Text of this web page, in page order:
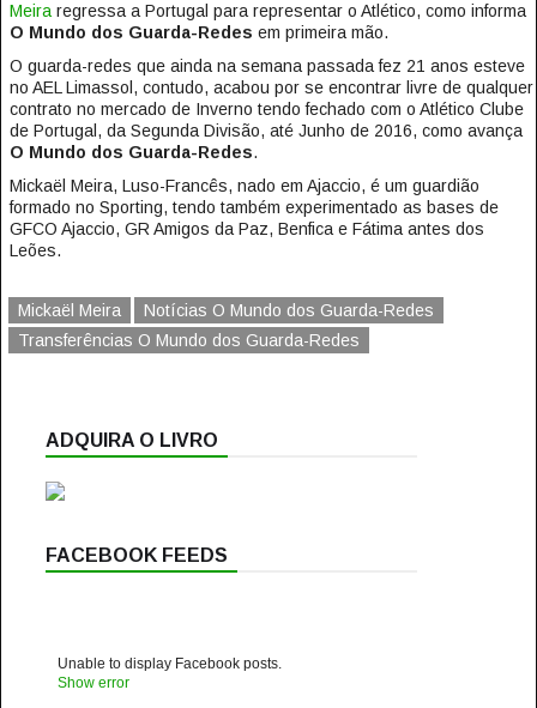
Meiraregressa a Portugal para representar o Atlético, como informa
O Mundo dos Guarda-Redes em primeira mão.
O guarda-redes que ainda na semana passada fez 21 anos esteve
no AEL Limassol, contudo, acabou por se encontrar livre de qualquer
contrato no mercado de Inverno tendo fechado com o Atlético Clube
de Portugal, da Segunda Divisão, até Junho de 2016, como avança
O Mundo dos Guarda-Redes.
Mickaël Meira, Luso-Francês, nado em Ajaccio, é um guardião
formado no Sporting, tendo também experimentado as bases de
GFCO Ajaccio, GR Amigos da Paz, Benfica e Fátima antes dos
Leões.
Mickaël Meira
Notícias O Mundo dos Guarda-Redes
Transferências O Mundo dos Guarda-Redes
ADQUIRA O LIVRO
FACEBOOK FEEDS
Unable to display Facebook posts.
Show error